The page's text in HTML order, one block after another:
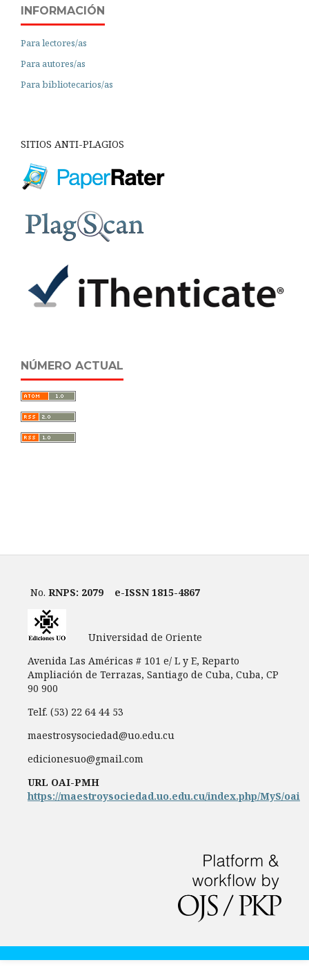
INFORMACIÓN
Para lectores/as
Para autores/as
Para bibliotecarios/as
SITIOS ANTI-PLAGIOS
NÚMERO ACTUAL
No. RNPS: 2079 e-ISSN 1815-4867
Universidad de Oriente
Avenida Las Américas # 101 e/ L y E, Reparto
Ampliación de Terrazas, Santiago de Cuba, Cuba, CP
90 900
Telf. (53) 22 64 44 53
maestrosysociedad@uo.edu.cu
edicionesuo@gmail.com
URL OAI-PMH
https://maestroysociedad.uo.edu.cu/index.php/MyS/oai